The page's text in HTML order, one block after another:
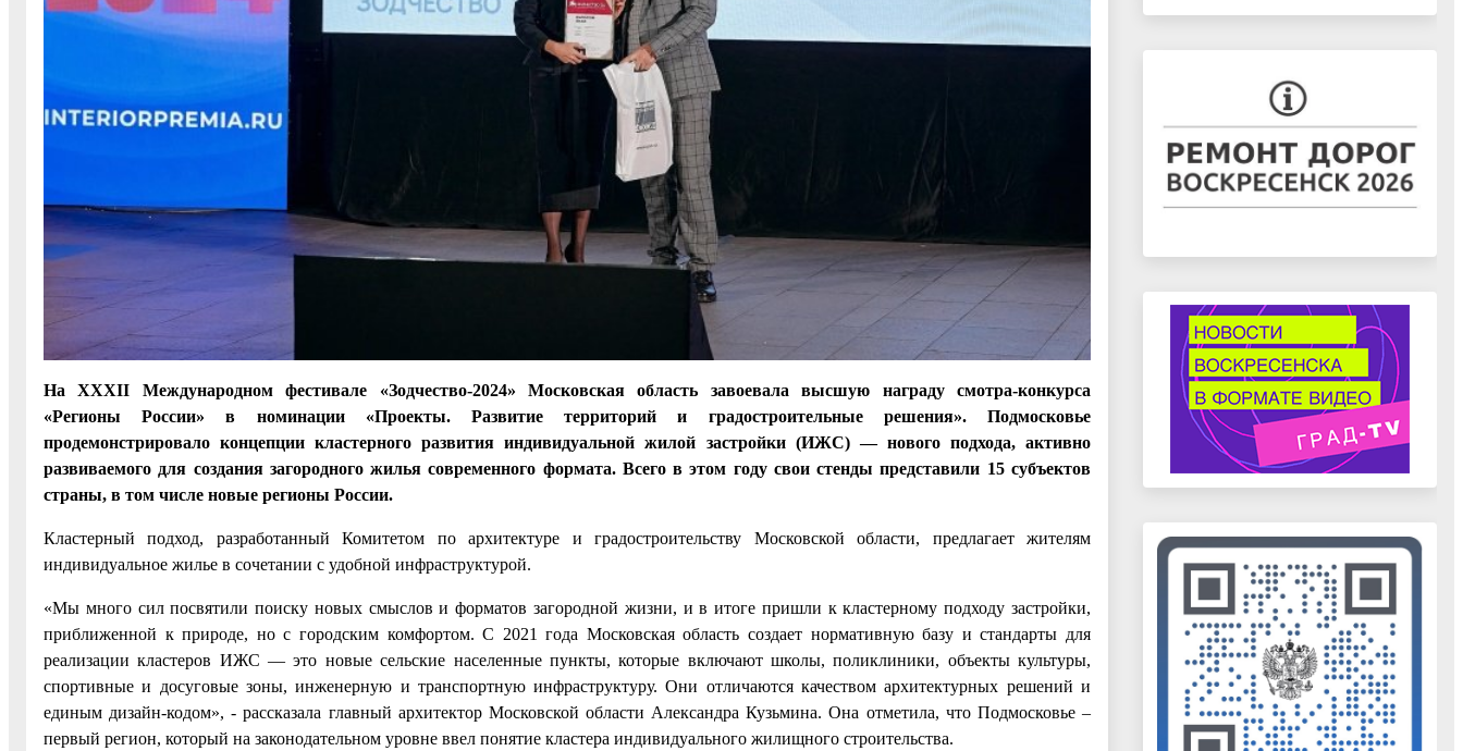
На XXXII Международном фестивале «Зодчество-2024» Московская область завоевала высшую награду смотра-конкурса
«Регионы России» в номинации «Проекты. Развитие территорий и градостроительные решения». Подмосковье
продемонстрировало концепции кластерного развития индивидуальной жилой застройки (ИЖС) — нового подхода, активно
развиваемого для создания загородного жилья современного формата. Всего в этом году свои стенды представили 15 субъектов
страны, в том числе новые регионы России.
Кластерный подход, разработанный Комитетом по архитектуре и градостроительству Московской области, предлагает жителям
индивидуальное жилье в сочетании с удобной инфраструктурой.
«Мы много сил посвятили поиску новых смыслов и форматов загородной жизни, и в итоге пришли к кластерному подходу застройки,
приближенной к природе, но с городским комфортом. С 2021 года Московская область создает нормативную базу и стандарты для
реализации кластеров ИЖС — это новые сельские населенные пункты, которые включают школы, поликлиники, объекты культуры,
спортивные и досуговые зоны, инженерную и транспортную инфраструктуру. Они отличаются качеством архитектурных решений и
единым дизайн-кодом», - рассказала главный архитектор Московской области Александра Кузьмина. Она отметила, что Подмосковье –
первый регион, который на законодательном уровне ввел понятие кластера индивидуального жилищного строительства.